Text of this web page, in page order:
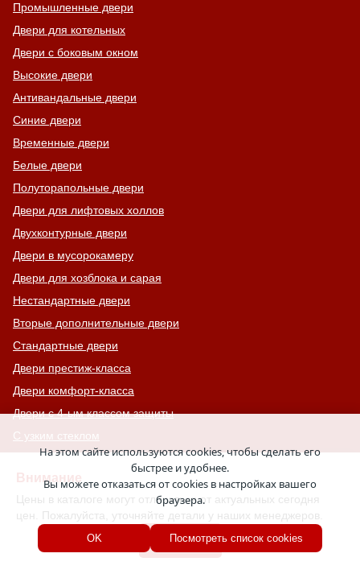
Внимание
Цены в каталоге могут отличаться от актуальных сегодня
цен. Пожалуйста, уточняйте детали у наших менеджеров.
Хорошо
Промышленные двери
Двери для котельных
Двери с боковым окном
Высокие двери
Антивандальные двери
Синие двери
Временные двери
Белые двери
Полуторапольные двери
Двери для лифтовых холлов
Двухконтурные двери
Двери в мусорокамеру
Двери для хозблока и сарая
Нестандартные двери
Вторые дополнительные двери
Стандартные двери
Двери престиж-класса
Двери комфорт-класса
Двери с 4-ым классом защиты
С узким стеклом
Двери на лестничную площадку
Остекленные противопожарные двери
С тонированным стеклом
С остекленной фрамугой
Усиленные
На этом сайте используются cookies, чтобы сделать его
быстрее и удобнее.
Вы можете отказаться от cookies в настройках вашего
браузера.
OK Посмотреть список cookies